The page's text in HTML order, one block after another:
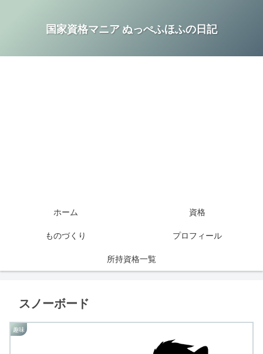
国家資格マニア ぬっぺふほふの日記
ホーム 資格
ものづくり プロフィール
所持資格一覧
スノーボード
趣味